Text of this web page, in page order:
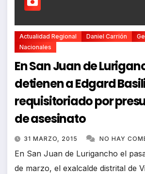
Actualidad Regional Daniel Carrión
Nacionales
En San Juan de
detienen a Edgard
requisitoriado por
de asesinato
31 MARZO, 2015 NO HAY
En San Juan de Lurigancho el
de marzo, el exalcalde distrital de